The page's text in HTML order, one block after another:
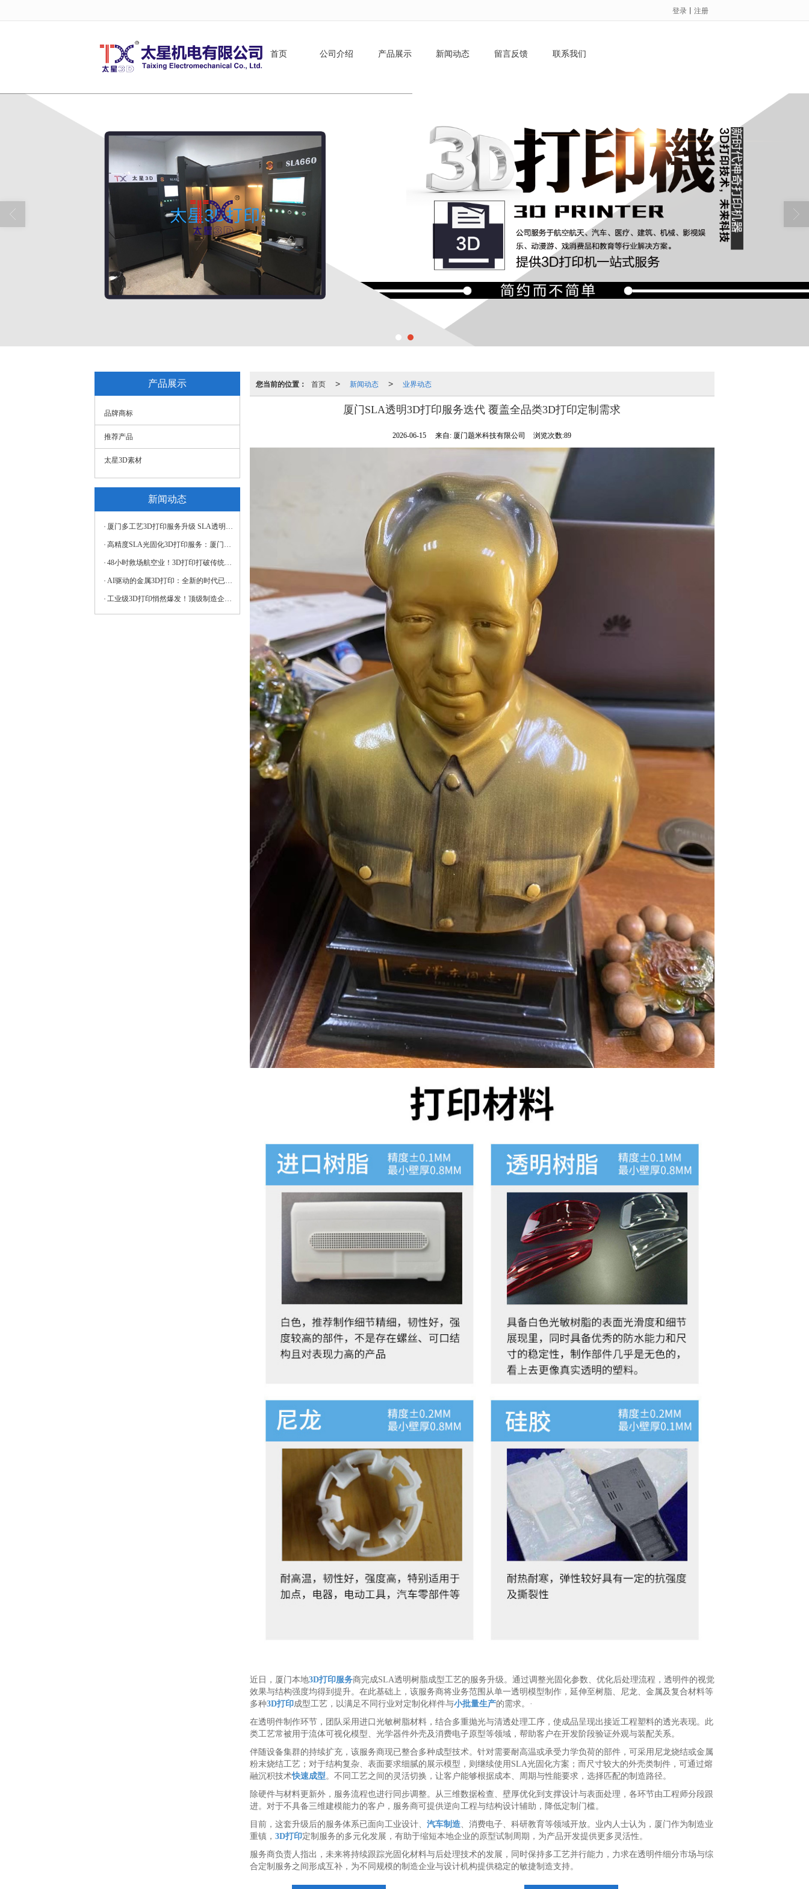
登录 丨 注册
首页 公司介绍 产品展示 新闻动态 留言反馈 联系我们
您当前的位置： 首页 > 新闻动态 > 业界动态
厦门SLA透明3D打印服务迭代 覆盖全品类3D打印定制需求
2026-06-15 来自: 厦门题米科技有限公司 浏览次数:89
近日，厦门本地3D打印服务商完成SLA透明树脂成型工艺的服务升级。通过调整光固化参数、优化后处理流程，透明件的视觉
效果与结构强度均得到提升。在此基础上，该服务商将业务范围从单一透明模型制作，延伸至树脂、尼龙、金属及复合材料等
多种3D打印成型工艺，以满足不同行业对定制化样件与小批量生产的需求。 ·
在透明件制作环节，团队采用进口光敏树脂材料，结合多重抛光与清透处理工序，使成品呈现出接近工程塑料的透光表现。此
类工艺常被用于流体可视化模型、光学器件外壳及消费电子原型等领域，帮助客户在开发阶段验证外观与装配关系。
伴随设备集群的持续扩充，该服务商现已整合多种成型技术。针对需要耐高温或承受力学负荷的部件，可采用尼龙烧结或金属
粉末烧结工艺；对于结构复杂、表面要求细腻的展示模型，则继续使用SLA光固化方案；而尺寸较大的外壳类制件，可通过熔
融沉积技术快速成型。不同工艺之间的灵活切换，让客户能够根据成本、周期与性能要求，选择匹配的制造路径。
除硬件与材料更新外，服务流程也进行同步调整。从三维数据检查、壁厚优化到支撑设计与表面处理，各环节由工程师分段跟
进。对于不具备三维建模能力的客户，服务商可提供逆向工程与结构设计辅助，降低定制门槛。
目前，这套升级后的服务体系已面向工业设计、 汽车制造、消费电子、科研教育等领域开放。业内人士认为，厦门作为制造业
重镇， 3D打印定制服务的多元化发展，有助于缩短本地企业的原型试制周期，为产品开发提供更多灵活性。
服务商负责人指出，未来将持续跟踪光固化材料与后处理技术的发展，同时保持多工艺并行能力，力求在透明件细分市场与综
合定制服务之间形成互补，为不同规模的制造企业与设计机构提供稳定的敏捷制造支持。
产品展示
品牌商标
推荐产品
太星3D素材
新闻动态
厦门多工艺3D打印服务升级 SLA透明打印适配多元场景需求
高精度SLA光固化3D打印服务：厦门地区透明原型与金属功能件一站式解决方案
48小时救场航空业！3D打印打破传统供应链“卡脖子”困境
AI驱动的金属3D打印：全新的时代已然到来
工业级3D打印悄然爆发！顶级制造企业争相布局的秘密藏在这三大红利中